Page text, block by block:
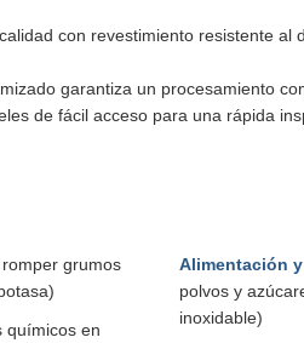
con revestimiento resistente al
garantiza un procesamiento
de fácil acceso para una rápida
grumos
químicos en
Alimentación
polvos y
inoxidable)